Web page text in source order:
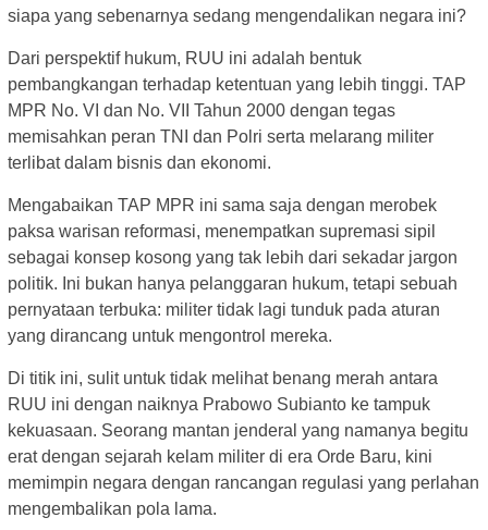
siapa yang sebenarnya sedang mengendalikan negara ini?
Dari perspektif hukum, RUU ini adalah bentuk
pembangkangan terhadap ketentuan yang lebih tinggi. TAP
MPR No. VI dan No. VII Tahun 2000 dengan tegas
memisahkan peran TNI dan Polri serta melarang militer
terlibat dalam bisnis dan ekonomi.
Mengabaikan TAP MPR ini sama saja dengan merobek
paksa warisan reformasi, menempatkan supremasi sipil
sebagai konsep kosong yang tak lebih dari sekadar jargon
politik. Ini bukan hanya pelanggaran hukum, tetapi sebuah
pernyataan terbuka: militer tidak lagi tunduk pada aturan
yang dirancang untuk mengontrol mereka.
Di titik ini, sulit untuk tidak melihat benang merah antara
RUU ini dengan naiknya Prabowo Subianto ke tampuk
kekuasaan. Seorang mantan jenderal yang namanya begitu
erat dengan sejarah kelam militer di era Orde Baru, kini
memimpin negara dengan rancangan regulasi yang perlahan
mengembalikan pola lama.